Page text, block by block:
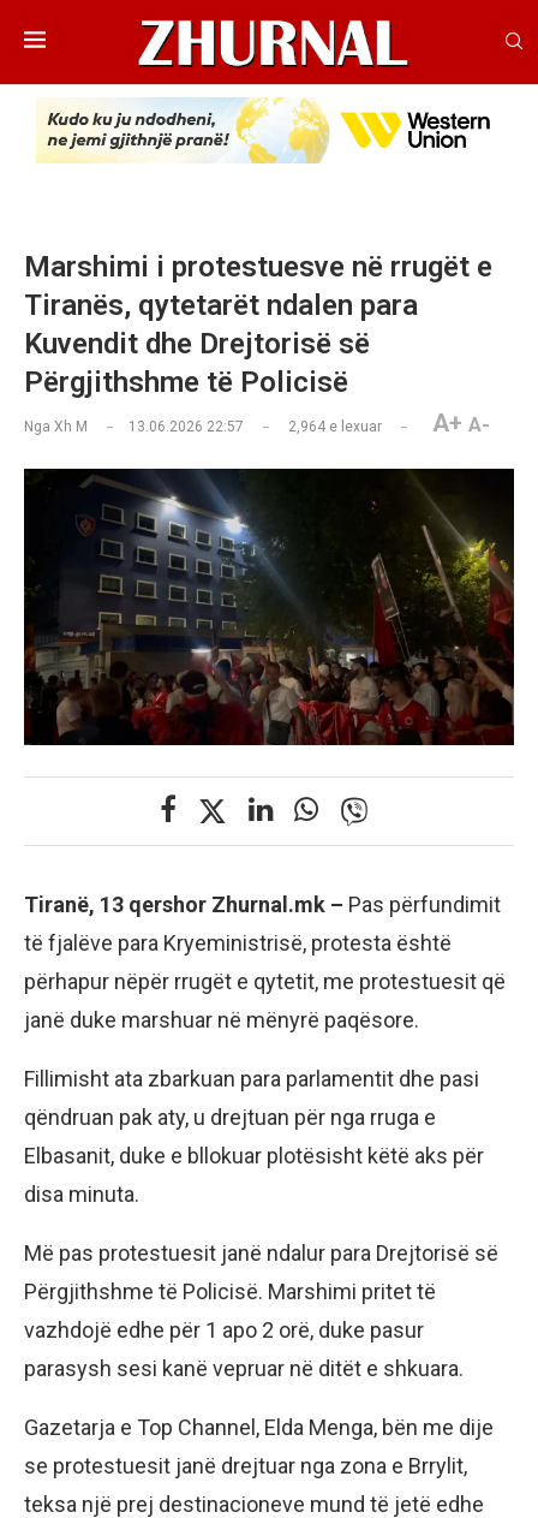
Marshimi i protestuesve në rrugët e
Tiranës, qytetarët ndalen para
Kuvendit dhe Drejtorisë së
Përgjithshme të Policisë
Nga Xh M 13.06.2026 22:57 2,964 e lexuar A+ A-
Tiranë, 13 qershor Zhurnal.mk – Pas përfundimit
të fjalëve para Kryeministrisë, protesta është
përhapur nëpër rrugët e qytetit, me protestuesit që
janë duke marshuar në mënyrë paqësore.
Fillimisht ata zbarkuan para parlamentit dhe pasi
qëndruan pak aty, u drejtuan për nga rruga e
Elbasanit, duke e bllokuar plotësisht këtë aks për
disa minuta.
Më pas protestuesit janë ndalur para Drejtorisë së
Përgjithshme të Policisë. Marshimi pritet të
vazhdojë edhe për 1 apo 2 orë, duke pasur
parasysh sesi kanë vepruar në ditët e shkuara.
Gazetarja e Top Channel, Elda Menga, bën me dije
se protestuesit janë drejtuar nga zona e Brrylit,
teksa një prej destinacioneve mund të jetë edhe